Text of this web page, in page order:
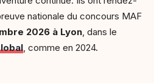
nationale du concours MAF
2026 à Lyon, dans le
, comme en 2024.